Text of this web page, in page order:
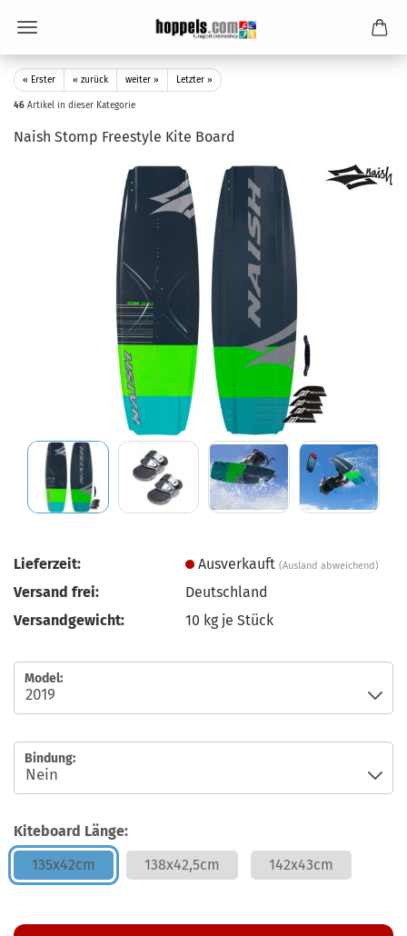
« Erster « zurück weiter » Letzter »
46 Artikel in dieser Kategorie
Naish Stomp Freestyle Kite Board
Lieferzeit: Ausverkauft(Ausland abweichend)
Versand frei:
Deutschland
Versandgewicht:
10 kg je Stück
Model:
Bindung:
Kiteboard Länge:
135x42cm
138x42,5cm 142x43cm